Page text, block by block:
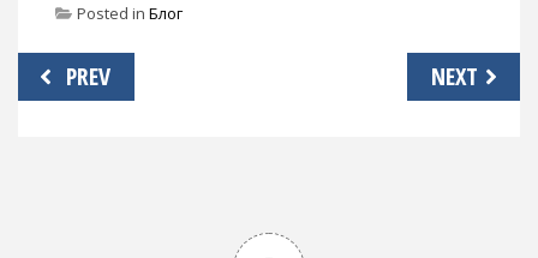
Posted in Блог
Навигация
по
PREV NEXT